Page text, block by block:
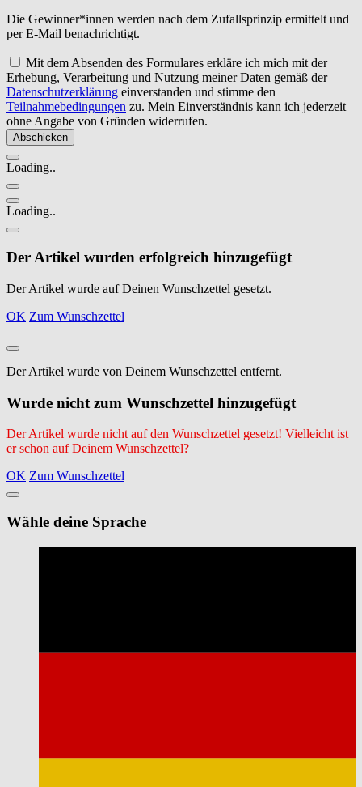
Die Gewinner*innen werden nach dem Zufallsprinzip ermittelt und
per E-Mail benachrichtigt.
Mit dem Absenden des Formulares erkläre ich mich mit der
Erhebung, Verarbeitung und Nutzung meiner Daten gemäß der
Datenschutzerklärung einverstanden und stimme den
Teilnahmebedingungen zu. Mein Einverständnis kann ich jederzeit
ohne Angabe von Gründen widerrufen.
Loading..
Loading..
Der Artikel wurden erfolgreich hinzugefügt
Der Artikel wurde auf Deinen Wunschzettel gesetzt.
OK Zum Wunschzettel
Der Artikel wurde von Deinem Wunschzettel entfernt.
Wurde nicht zum Wunschzettel hinzugefügt
Der Artikel wurde nicht auf den Wunschzettel gesetzt! Vielleicht ist
er schon auf Deinem Wunschzettel?
OK Zum Wunschzettel
Wähle deine Sprache